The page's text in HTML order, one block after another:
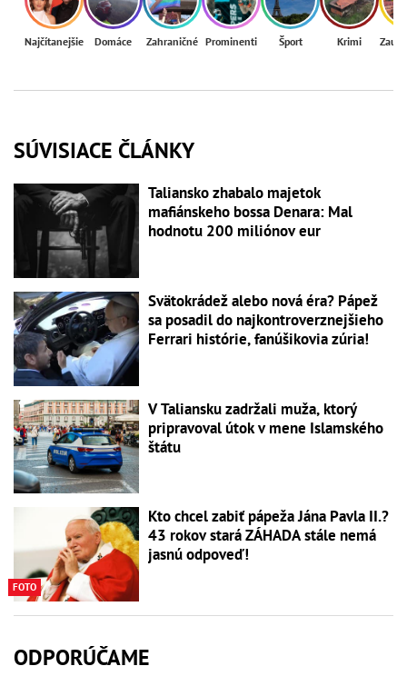
Najčítanejšie Domáce Zahraničné Prominenti Šport Krimi
SÚVISIACE ČLÁNKY
Taliansko zhabalo majetok
mafiánskeho bossa Denara: Mal
hodnotu 200 miliónov eur
Svätokrádež alebo nová éra? Pápež
sa posadil do najkontroverznejšieho
Ferrari histórie, fanúšikovia zúria!
V Taliansku zadržali muža, ktorý
pripravoval útok v mene Islamského
štátu
FOTO
Kto chcel zabiť pápeža Jána Pavla II.?
43 rokov stará ZÁHADA stále nemá
jasnú odpoveď!
ODPORÚČAME